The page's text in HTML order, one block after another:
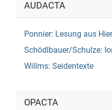
AUDACTA
Ponnier: Lesung aus
Schödlbauer/Schulze:
Willms: Seidentexte
OPACTA